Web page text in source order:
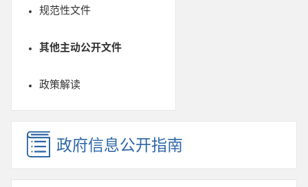
规范性文件
其他主动公开文件
政策解读
政府信息公开指南